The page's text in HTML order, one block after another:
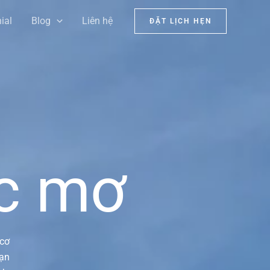
Blog Liên hệ ĐẶT LỊCH HẸN
mơ